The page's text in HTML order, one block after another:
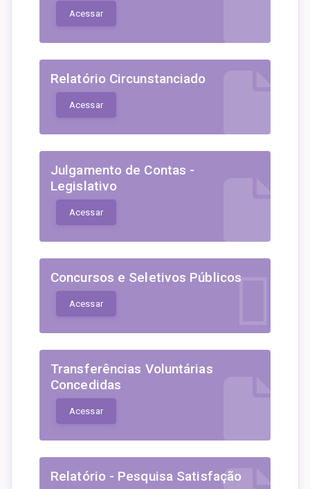
Acessar
Relatório Circunstanciado
Acessar
Julgamento de Contas -
Legislativo
Acessar
Concursos e Seletivos Públicos
Acessar
Transferências Voluntárias
Concedidas
Acessar
Relatório - Pesquisa Satisfação